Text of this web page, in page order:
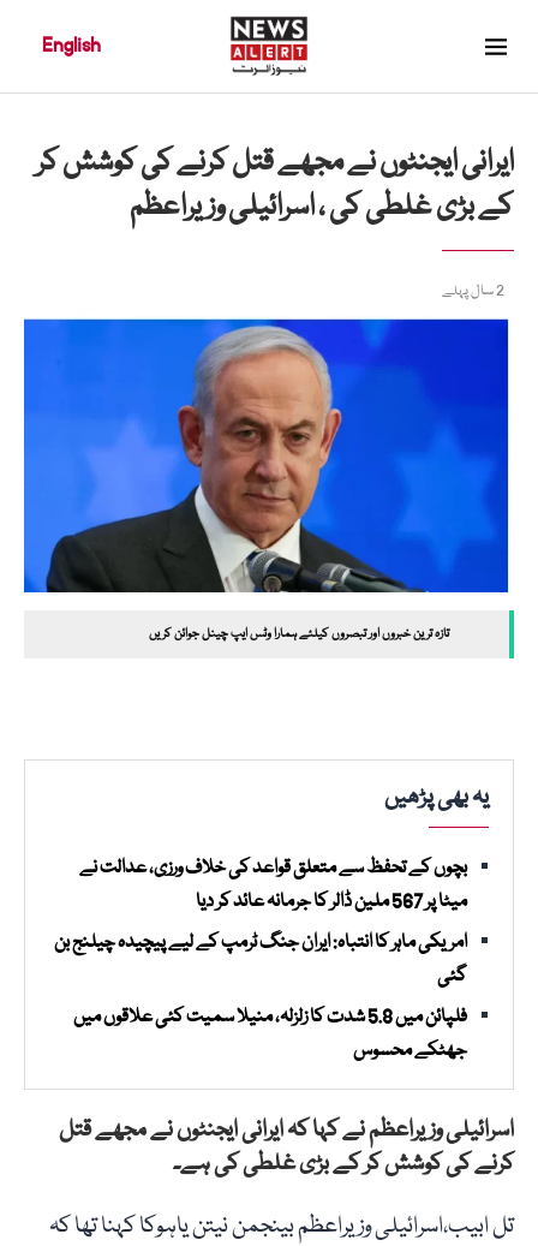
English
ایرانی ایجنٹوں نے مجھے قتل کرنے کی کوشش کر
کے بڑی غلطی کی ، اسرائیلی وزیراعظم
2 سال پہلے
تازہ ترین خبروں اور تبصروں کیلئے ہمارا وٹس ایپ چینل جوائن کریں
یہ بھی پڑھیں
بچوں کے تحفظ سے متعلق قواعد کی خلاف ورزی، عدالت نے
میٹا پر 567 ملین ڈالر کا جرمانہ عائد کر دیا
امریکی ماہر کا انتباہ: ایران جنگ ٹرمپ کے لیے پیچیدہ چیلنج بن
گئی
فلپائن میں 5.8 شدت کا زلزلہ، منیلا سمیت کئی علاقوں میں
جھٹکے محسوس
اسرائیلی وزیراعظم نے کہا کہ ایرانی ایجنٹوں نے مجھے قتل
کرنے کی کوشش کر کے بڑی غلطی کی ہے۔
تل ابیب،اسرائیلی وزیراعظم بینجمن نیتن یاہوکا کہنا تھا کہ